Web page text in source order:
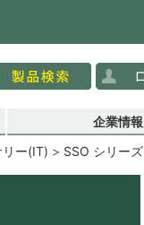
企業情報
ー(IT) SSO シリーズ